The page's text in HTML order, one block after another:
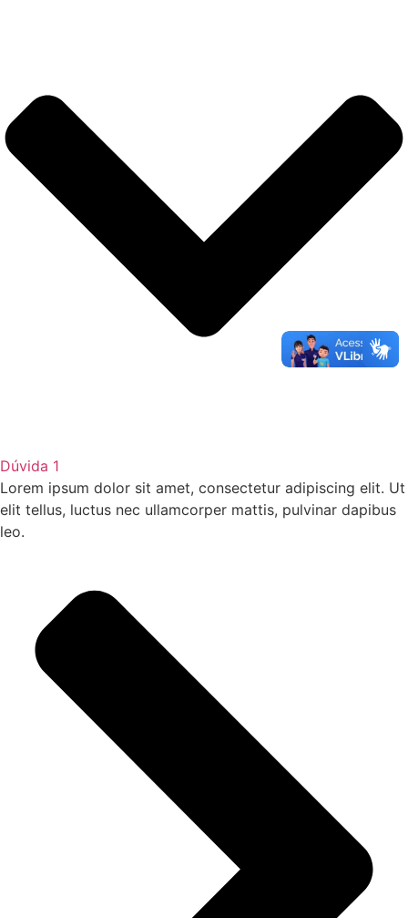
Dúvida 1
Lorem ipsum dolor sit amet, consectetur adipiscing elit. Ut
elit tellus, luctus nec ullamcorper mattis, pulvinar dapibus
leo.